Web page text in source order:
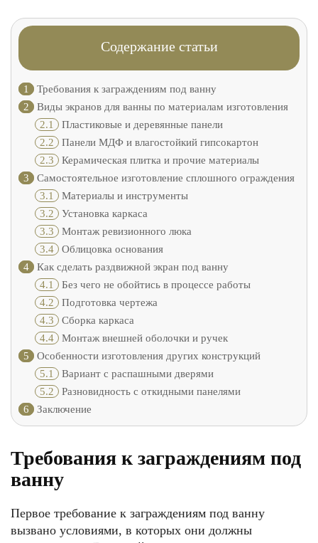
Содержание статьи
1
Требования к заграждениям под ванну
2
Виды экранов для ванны по материалам изготовления
2.1 Пластиковые и деревянные панели
2.2 Панели МДФ и влагостойкий гипсокартон
2.3 Керамическая плитка и прочие материалы
3
Самостоятельное изготовление сплошного ограждения
3.1 Материалы и инструменты
3.2 Установка каркаса
3.3 Монтаж ревизионного люка
3.4 Облицовка основания
4
Как сделать раздвижной экран под ванну
4.1 Без чего не обойтись в процессе работы
4.2 Подготовка чертежа
4.3 Сборка каркаса
4.4 Монтаж внешней оболочки и ручек
5
Особенности изготовления других конструкций
5.1 Вариант с распашными дверями
5.2 Разновидность с откидными панелями
6
Заключение
Требования к заграждениям под
ванну
Первое требование к заграждениям под ванну
вызвано условиями, в которых они должны